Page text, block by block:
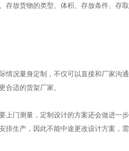
存放货物的类型、体积、存放条件、
情况量身定制，不仅可以直接和厂家
合适的货架厂家。
上门测量，定制设计的方案还会做进一
排生产，因此不能中途更改设计方案，需